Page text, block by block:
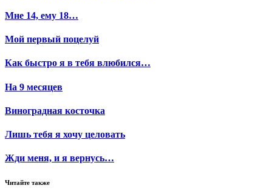
Мне 14, ему 18…
Мой первый поцелуй
Как быстро я в тебя влюбился…
На 9 месяцев
Виноградная косточка
Лишь тебя я хочу целовать
Жди меня, и я вернусь…
Читайте также